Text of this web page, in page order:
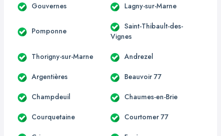
Gouvernes Lagny-sur-Marne
Pomponne
Saint-Thibault-des-
Vignes
Thorigny-sur-Marne Andrezel
Argentières Beauvoir 77
Champdeuil Chaumes-en-Brie
Courquetaine Courtomer 77